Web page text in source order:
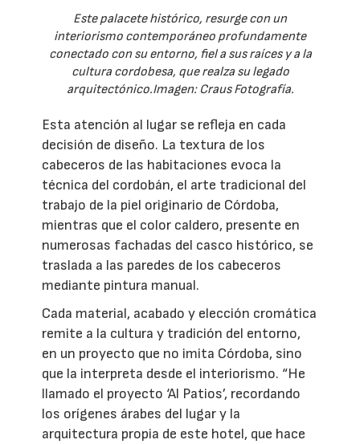
Este palacete histórico, resurge con un
interiorismo contemporáneo profundamente
conectado con su entorno, fiel a sus raíces y a la
cultura cordobesa, que realza su legado
arquitectónico.Imagen: Craus Fotografía.
Esta atención al lugar se refleja en cada
decisión de diseño. La textura de los
cabeceros de las habitaciones evoca la
técnica del cordobán, el arte tradicional del
trabajo de la piel originario de Córdoba,
mientras que el color caldero, presente en
numerosas fachadas del casco histórico, se
traslada a las paredes de los cabeceros
mediante pintura manual.
Cada material, acabado y elección cromática
remite a la cultura y tradición del entorno,
en un proyecto que no imita Córdoba, sino
que la interpreta desde el interiorismo. “He
llamado el proyecto ‘Al Patios’, recordando
los orígenes árabes del lugar y la
arquitectura propia de este hotel, que hace